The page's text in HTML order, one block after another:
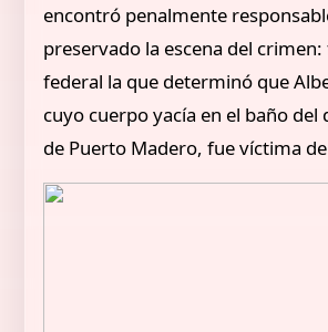
encontró penalmente
preservado la escena del
federal la que determinó que
cuyo cuerpo yacía en el baño
de Puerto Madero, fue víctima